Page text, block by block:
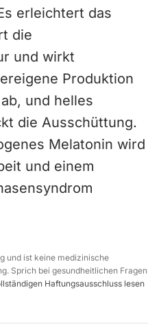
erleichtert das
die
und wirkt
Produktion
und helles
die Ausschüttung.
Melatonin wird
und einem
und ist keine medizinische
Sprich bei gesundheitlichen Fragen
Haftungsausschluss lesen